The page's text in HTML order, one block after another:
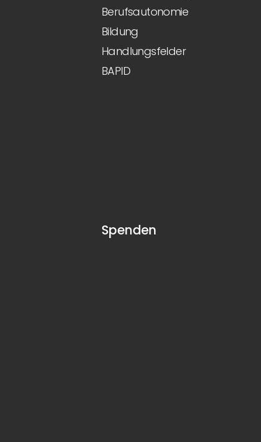
Berufsautonomie
Bildung
Handlungsfelder
BAPID
Spenden